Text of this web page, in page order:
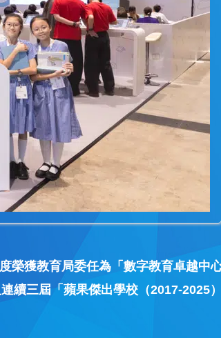
榮獲教育局委任為「數字教育卓越
續三屆「蘋果傑出學校（2017-2025